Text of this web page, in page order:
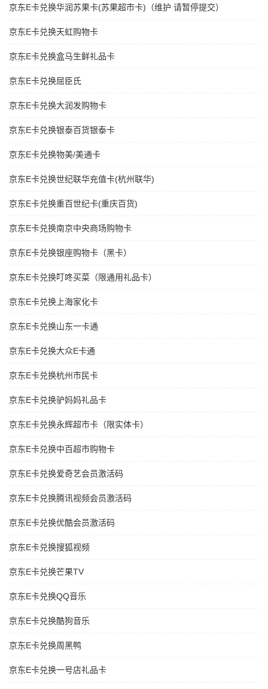
京东E卡兑换华润苏果卡(苏果超市卡)（维护 请暂停提交）
京东E卡兑换天虹购物卡
京东E卡兑换盒马生鲜礼品卡
京东E卡兑换屈臣氏
京东E卡兑换大润发购物卡
京东E卡兑换银泰百货银泰卡
京东E卡兑换物美/美通卡
京东E卡兑换世纪联华充值卡(杭州联华)
京东E卡兑换重百世纪卡(重庆百货)
京东E卡兑换南京中央商场购物卡
京东E卡兑换银座购物卡（黑卡）
京东E卡兑换叮咚买菜（限通用礼品卡）
京东E卡兑换上海家化卡
京东E卡兑换山东一卡通
京东E卡兑换大众E卡通
京东E卡兑换杭州市民卡
京东E卡兑换驴妈妈礼品卡
京东E卡兑换永辉超市卡（限实体卡）
京东E卡兑换中百超市购物卡
京东E卡兑换爱奇艺会员激活码
京东E卡兑换腾讯视频会员激活码
京东E卡兑换优酷会员激活码
京东E卡兑换搜狐视频
京东E卡兑换芒果TV
京东E卡兑换QQ音乐
京东E卡兑换酷狗音乐
京东E卡兑换周黑鸭
京东E卡兑换一号店礼品卡